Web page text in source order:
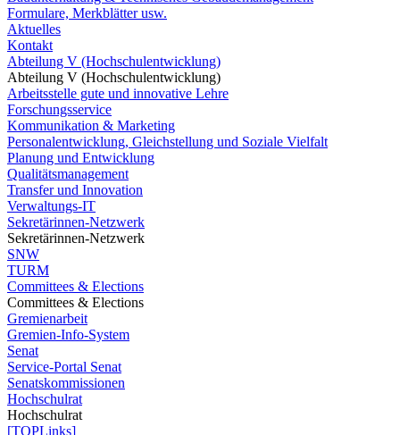
Formulare, Merkblätter usw.
Aktuelles
Kontakt
Abteilung V (Hochschulentwicklung)
Abteilung V (Hochschulentwicklung)
Arbeitsstelle gute und innovative Lehre
Forschungsservice
Kommunikation & Marketing
Personalentwicklung, Gleichstellung und Soziale Vielfalt
Planung und Entwicklung
Qualitätsmanagement
Transfer und Innovation
Verwaltungs-IT
Sekretärinnen-Netzwerk
Sekretärinnen-Netzwerk
SNW
TURM
Committees & Elections
Committees & Elections
Gremienarbeit
Gremien-Info-System
Senat
Service-Portal Senat
Senatskommissionen
Hochschulrat
Hochschulrat
[TOPLinks]